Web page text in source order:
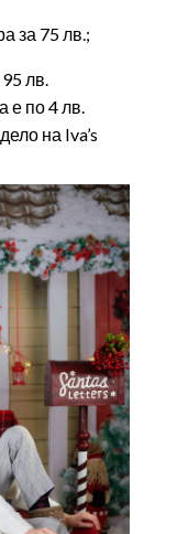
за 75 лв.;
лв.
е по 4 лв.
на Iva’s